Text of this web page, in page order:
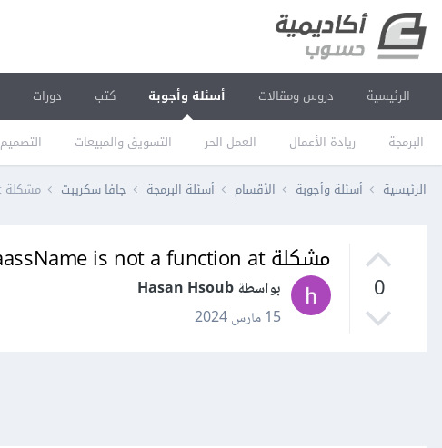
الرئيسية دروس ومقالات أسئلة وأجوبة
البرمجة ريادة الأعمال العمل الحر التسويق والمبيعات التصميم
كتب دورات
الرئيسية أسئلة وأجوبة الأقسام أسئلة البرمجة جافا سكريبت مشكلة document.getElmentsByClaassName is not a function at
0
مشكلة document.getElmentsByClaassName is not a function at
بواسطة Hasan Hsoub
15 مارس 2024